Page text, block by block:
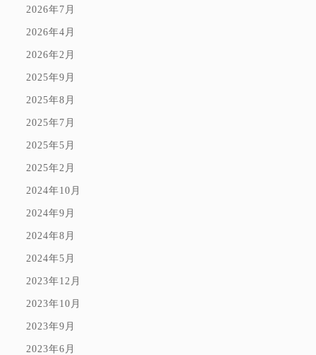
2026年7月
2026年4月
2026年2月
2025年9月
2025年8月
2025年7月
2025年5月
2025年2月
2024年10月
2024年9月
2024年8月
2024年5月
2023年12月
2023年10月
2023年9月
2023年6月